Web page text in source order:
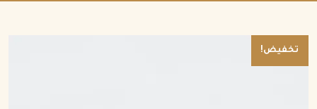
تخفيض!